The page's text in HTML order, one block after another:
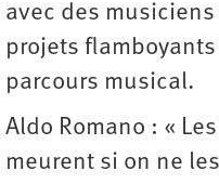
avec des
projets
parcours musical.
Aldo Romano : «
meurent si on ne